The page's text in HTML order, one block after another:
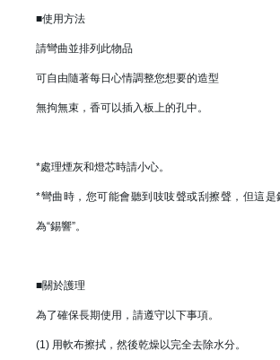
■使用方法
請彎曲並排列此物品
可自由隨著每日心情調整您想要的造型
無拘無束，香可以插入板上的孔中。
*處理煙灰和燈芯時請小心。
*彎曲時，您可能會聽到吱吱聲或刮擦聲，但這
為“錫響”。
■關於護理
為了確保長期使用，請遵守以下事項。
(1) 用軟布擦拭，然後乾燥以完全去除水分。